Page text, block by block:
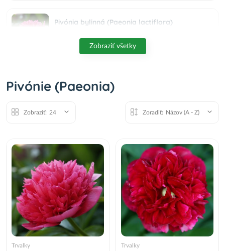
Pivónia bylinná (Paeonia lactiflora)
CROUSSE´ - kont.C1L
9,90 €
C2L
22,90 € Do košíka
Pivónia drevitá (Paeonia suffruticosa) ‘LING
HUA ZHAN LU’ - výška 20-30 cm, kont. C2L
22,90 € Do košíka
Zobraziť všetky
Pivónie (Paeonia)
Zobraziť: 24 Zoradiť: Názov (A - Z)
Trvalky Trvalky